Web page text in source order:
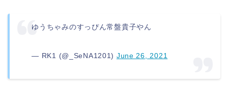
ゆうちゃみのすっぴん常盤貴子やん
— RK1 (@_SeNA1201) June 26, 2021